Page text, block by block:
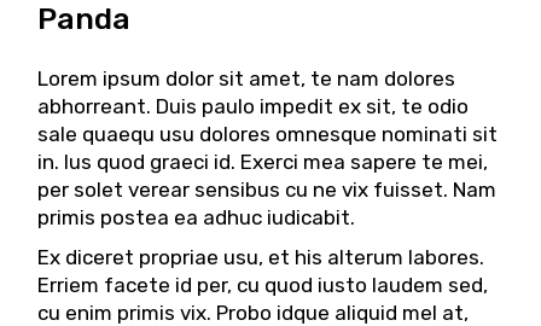
Panda
Lorem ipsum dolor sit amet, te nam dolores
abhorreant. Duis paulo impedit ex sit, te odio
sale quaequ usu dolores omnesque nominati sit
in. Ius quod graeci id. Exerci mea sapere te mei,
per solet verear sensibus cu ne vix fuisset. Nam
primis postea ea adhuc iudicabit.
Ex diceret propriae usu, et his alterum labores.
Erriem facete id per, cu quod iusto laudem sed,
cu enim primis vix. Probo idque aliquid mel at,